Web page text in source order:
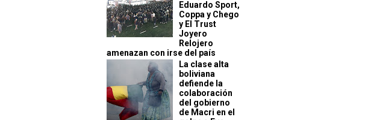
Eduardo Sport,
Coppa y Chego
y El Trust
Joyero
Relojero
amenazan con irse del país
La clase alta
boliviana
defiende la
colaboración
del gobierno
de Macri en el